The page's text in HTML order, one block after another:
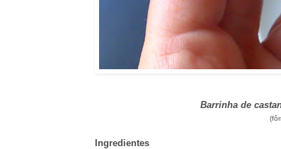
Barrinha de
Ingredientes